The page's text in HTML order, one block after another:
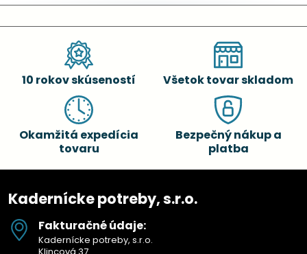
10 rokov skúseností Všetok tovar skladom
Okamžitá expedícia
tovaru
Bezpečný nákup a
platba
Kadernícke potreby, s.r.o.
Fakturačné údaje:
Kadernícke potreby, s.r.o.